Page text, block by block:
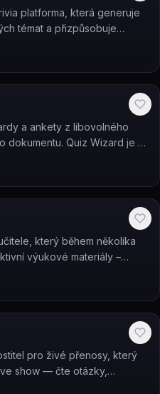
platforma, která generuje
témat a přizpůsobuje
a ankety z libovolného
dokumentu. Quiz Wizard je AI
primárně pro učitele.
který během několika
výukové materiály –
– na základě textových
pro živé přenosy, který
show — čte otázky,
s diváky v reálném